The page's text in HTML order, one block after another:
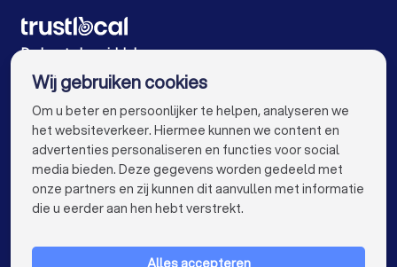
Bemiddelaars in Putte
Bemiddelaars in Brugge
Bemiddelaars in Leuven
Bemiddelaars in Mechelen
Bemiddelaars in Hasselt
Bemiddelaars in Sint-Niklaas
Bemiddelaars in Genk
Bemiddelaars in Roeselare
Bemiddelaars in Dendermonde
De beste bemiddelaars voor u
VOOR PARTICULIEREN keyboard_arrow_down
Wij gebruiken cookies
Om u beter en persoonlijker te helpen, analyseren we
het websiteverkeer. Hiermee kunnen we content en
advertenties personaliseren en functies voor social
media bieden. Deze gegevens worden gedeeld met
onze partners en zij kunnen dit aanvullen met informatie
die u eerder aan hen hebt verstrekt.
Alles accepteren